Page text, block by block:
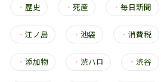
・ 歴史 ・死産 ・毎日新聞
・ 江ノ島 ・池袋 ・消費税
・ 添加物 ・渋ハロ ・渋谷